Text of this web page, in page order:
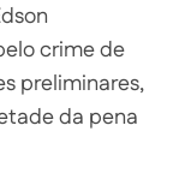
crime de
preliminares,
da pena